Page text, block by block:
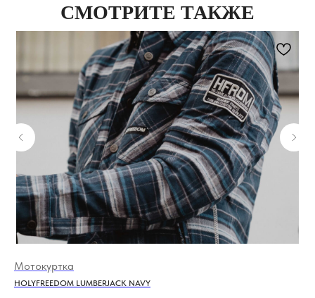
СМОТРИТЕ ТАКЖЕ
HOLYFREEDOM LUMBERJACK NAVY
Мотокуртка